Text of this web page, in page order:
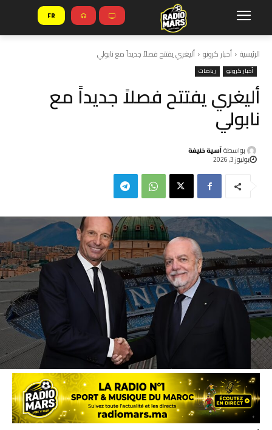
FR
الرئيسية أخبار كرونو أليغري يفتتح فصلاً جديداً مع نابولي
أخبار كرونو رياضات
أليغري يفتتح فصلاً جديداً مع
نابولي
بواسطةآسية خنيفة
يوليوز 3, 2026